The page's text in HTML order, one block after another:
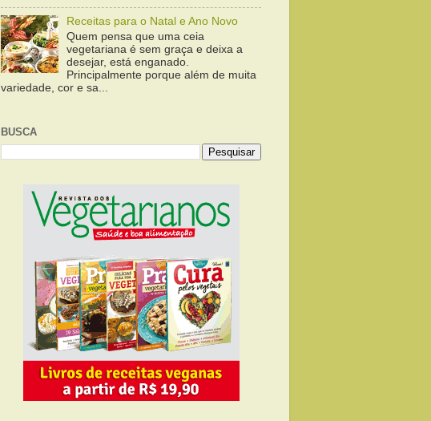
Receitas para o Natal e Ano Novo
Quem pensa que uma ceia
vegetariana é sem graça e deixa a
desejar, está enganado.
Principalmente porque além de muita
variedade, cor e sa...
BUSCA